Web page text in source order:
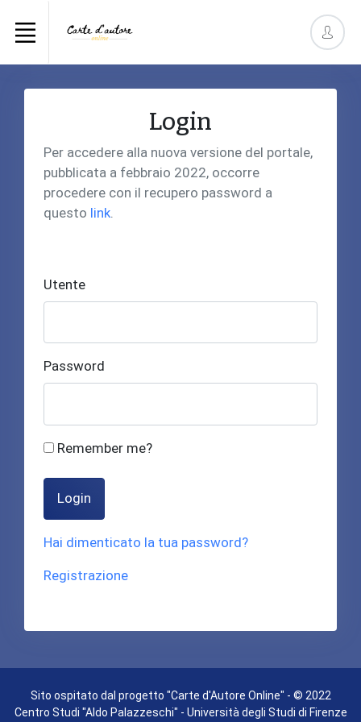
Login
Per accedere alla nuova versione del portale,
pubblicata a febbraio 2022, occorre
procedere con il recupero password a
questo link.
Utente
Password
Remember me?
Login
Hai dimenticato la tua password?
Registrazione
Sito ospitato dal progetto "Carte d'Autore Online" - © 2022
Centro Studi "Aldo Palazzeschi" - Università degli Studi di Firenze